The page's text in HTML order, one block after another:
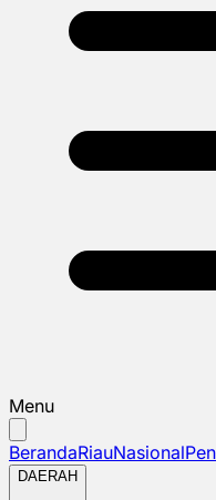
Menu
BerandaRiauNasional
DAERAH